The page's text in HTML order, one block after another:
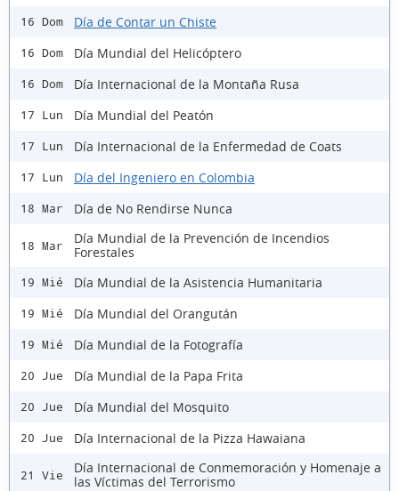
16 Dom Día de Contar un Chiste
16 Dom Día Mundial del Helicóptero
16 Dom Día Internacional de la Montaña Rusa
17 Lun Día Mundial del Peatón
17 Lun Día Internacional de la Enfermedad de Coats
17 Lun Día del Ingeniero en Colombia
18 Mar Día de No Rendirse Nunca
18 Mar
Día Mundial de la Prevención de Incendios
Forestales
19 Mié Día Mundial de la Asistencia Humanitaria
19 Mié Día Mundial del Orangután
19 Mié Día Mundial de la Fotografía
20 Jue Día Mundial de la Papa Frita
20 Jue Día Mundial del Mosquito
20 Jue Día Internacional de la Pizza Hawaiana
21 Vie
Día Internacional de Conmemoración y Homenaje a
las Víctimas del Terrorismo